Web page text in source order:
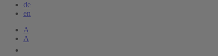
de
en
A
A